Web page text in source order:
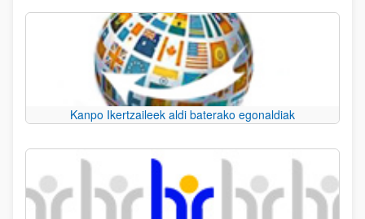
Kanpo Ikertzaileek aldi baterako egonaldiak